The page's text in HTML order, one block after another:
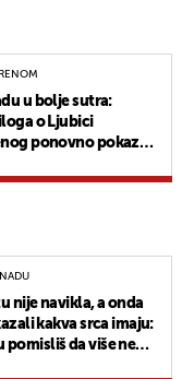
u bolje sutra:
o Ljubici
ponovno pokazali
nije navikla, a onda
kakva srca imaju:
da više nema